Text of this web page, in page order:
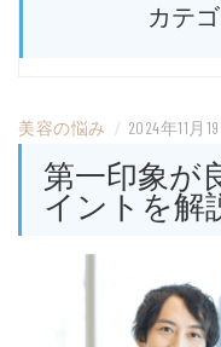
カテ
美容の悩み / 2024年11月
第一印象が
イントを解